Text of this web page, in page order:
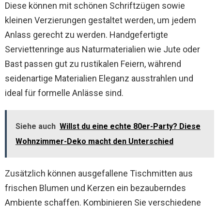
Diese können mit schönen Schriftzügen sowie
kleinen Verzierungen gestaltet werden, um jedem
Anlass gerecht zu werden. Handgefertigte
Serviettenringe aus Naturmaterialien wie Jute oder
Bast passen gut zu rustikalen Feiern, während
seidenartige Materialien Eleganz ausstrahlen und
ideal für formelle Anlässe sind.
Siehe auch Willst du eine echte 80er-Party? Diese
Wohnzimmer-Deko macht den Unterschied
Zusätzlich können ausgefallene Tischmitten aus
frischen Blumen und Kerzen ein bezauberndes
Ambiente schaffen. Kombinieren Sie verschiedene